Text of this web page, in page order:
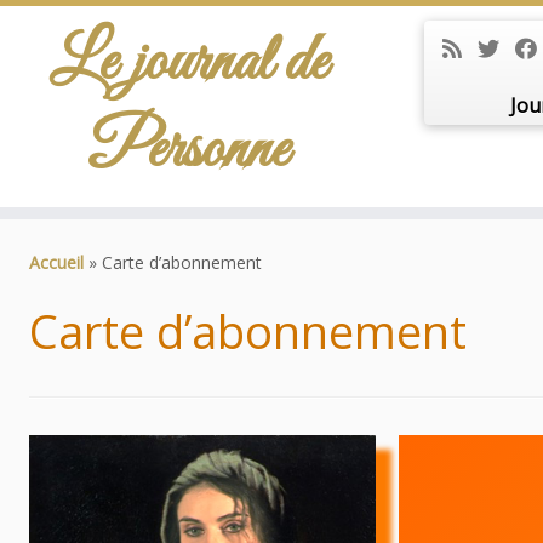
Le journal de
Personne
Accueil » Carte d’abonnement
Carte d’abonnement